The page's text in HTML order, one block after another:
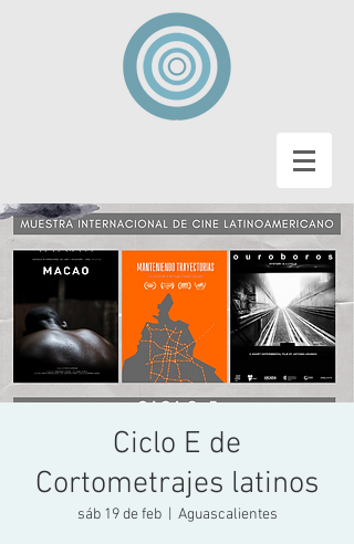
Ciclo E de
Cortometrajes latinos
sáb 19 de feb
  |
Aguascalientes